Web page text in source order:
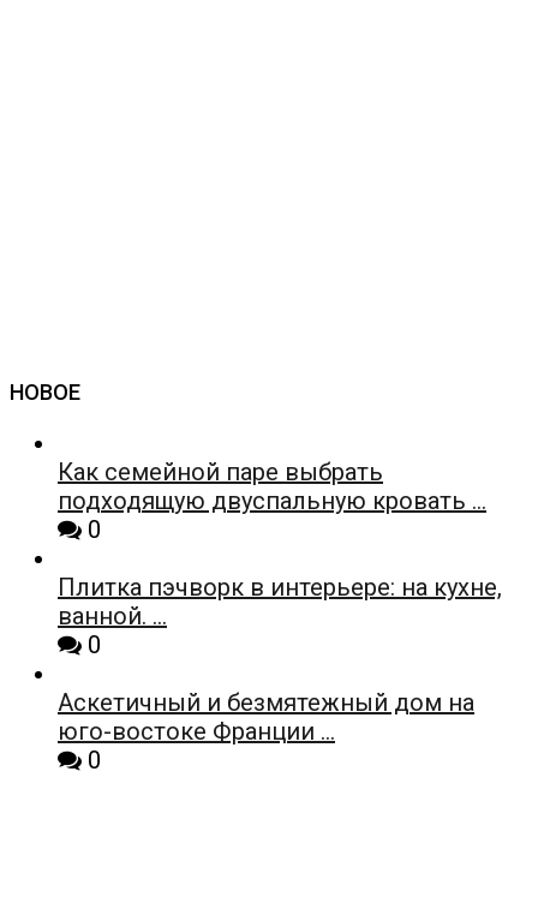
НОВОЕ
Как семейной паре выбрать
подходящую двуспальную кровать …
0
Плитка пэчворк в интерьере: на кухне,
ванной. …
0
Аскетичный и безмятежный дом на
юго-востоке Франции …
0